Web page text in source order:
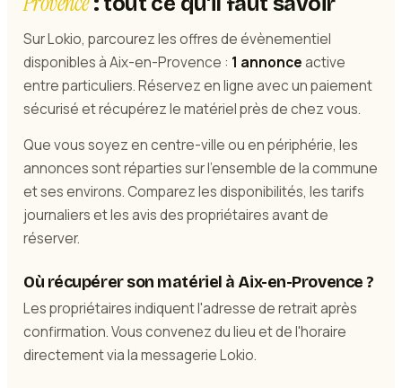
Sur Lokio, parcourez les offres de évènementiel
disponibles à Aix-en-Provence : 1 annonceactive
entre particuliers. Réservez en ligne avec un paiement
sécurisé et récupérez le matériel près de chez vous.
Que vous soyez en centre-ville ou en périphérie, les
annonces sont réparties sur l'ensemble de la commune
et ses environs. Comparez les disponibilités, les tarifs
journaliers et les avis des propriétaires avant de
réserver.
Où récupérer son matériel à Aix-en-Provence ?
Les propriétaires indiquent l'adresse de retrait après
confirmation. Vous convenez du lieu et de l'horaire
directement via la messagerie Lokio.